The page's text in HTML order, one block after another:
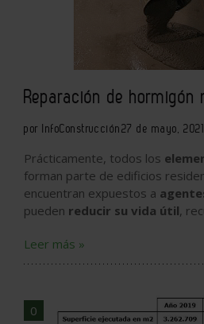
Reparación de hormigón
por InfoConstrucción27 de mayo, 2021
Prácticamente, todos los
forman parte de edificios
encuentran expuestos a
pueden reducir su vida útil,
Leer más »
0